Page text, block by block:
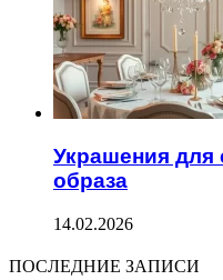
Украшения для
образа
14.02.2026
ПОСЛЕДНИЕ ЗАПИСИ